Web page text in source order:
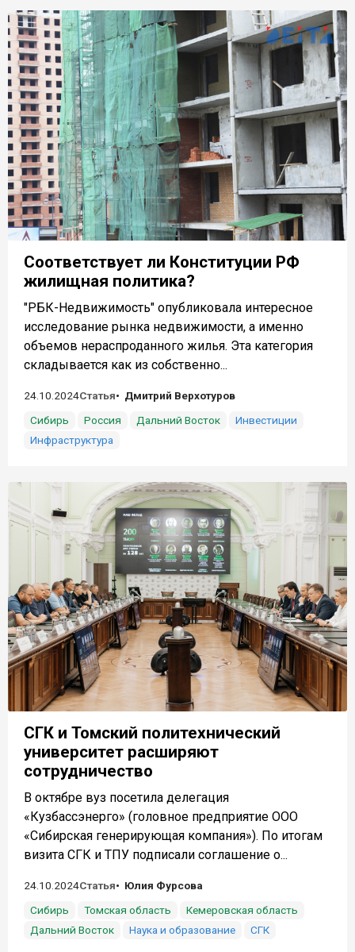
Соответствует ли Конституции РФ
жилищная политика?
"РБК-Недвижимость" опубликовала интересное
исследование рынка недвижимости, а именно
объемов нераспроданного жилья. Эта категория
складывается как из собственно...
24.10.2024Статья
Дмитрий Верхотуров
Сибирь
Россия Дальний Восток
Инвестиции
Инфраструктура
СГК и Томский политехнический
университет расширяют
сотрудничество
В октябре вуз посетила делегация
«Кузбассэнерго» (головное предприятие ООО
«Сибирская генерирующая компания»). По итогам
визита СГК и ТПУ подписали соглашение о...
24.10.2024Статья
Юлия Фурсова
Сибирь
Томская область
Кемеровская область
Дальний Восток
Наука и образование СГК